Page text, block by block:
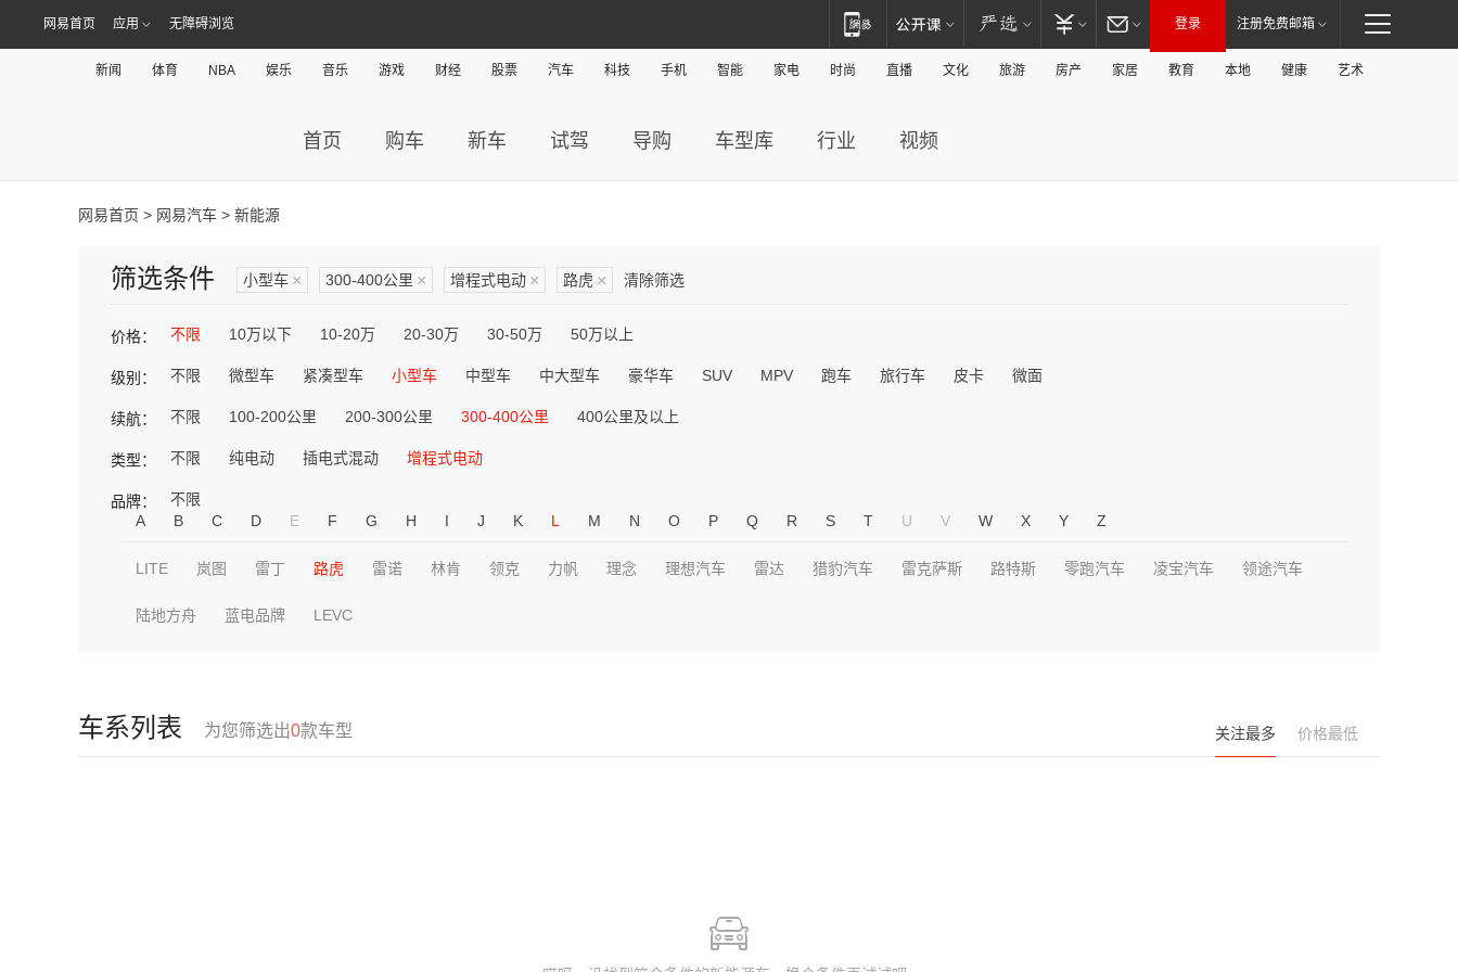
网易首页 应用 无障碍浏览 登录 注册免费邮箱
新闻 体育 NBA 娱乐 音乐 游戏 财经 股票 汽车 科技 手机 智能 家电 时尚 直播 文化 旅游 房产 家居 教育 本地 健康 艺术
首页 购车 新车 试驾 导购 车型库 行业 视频
网易首页 > 网易汽车 > 新能源
筛选条件 小型车 × 300-400公里 × 增程式电动 × 路虎 × 清除筛选
价格： 不限 10万以下 10-20万 20-30万 30-50万 50万以上
级别： 不限 微型车 紧凑型车 小型车 中型车 中大型车 豪华车 SUV MPV 跑车 旅行车 皮卡 微面
续航： 不限 100-200公里 200-300公里 300-400公里 400公里及以上
类型： 不限 纯电动 插电式混动 增程式电动
品牌：
不限
A
B C D E F G H I J K L M N O P Q R S T U V W X Y Z
LITE 岚图 雷丁 路虎 雷诺 林肯 领克 力帆 理念 理想汽车 雷达 猎豹汽车 雷克萨斯 路特斯 零跑汽车 凌宝汽车 领途汽车
陆地方舟 蓝电品牌 LEVC
车系列表 为您筛选出0款车型 关注最多 价格最低